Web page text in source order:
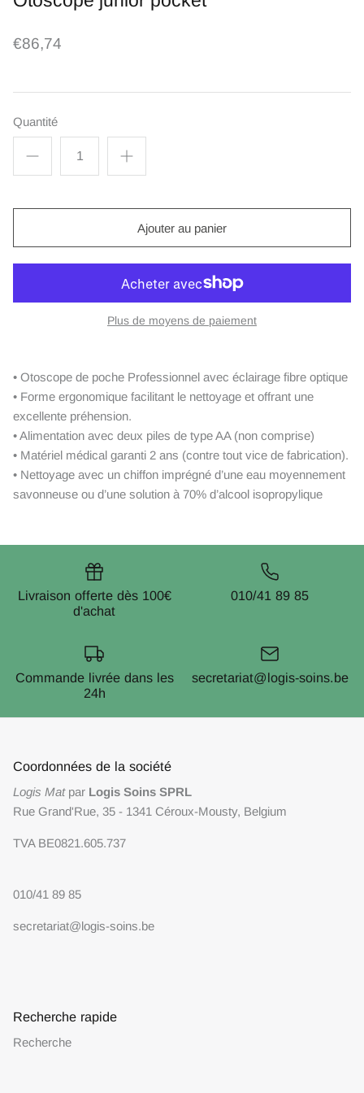
€86,74
Quantité
Ajouter au panier
Plus de moyens de paiement
• Otoscope de poche Professionnel avec éclairage fibre optique
• Forme ergonomique facilitant le nettoyage et offrant une
excellente préhension.
• Alimentation avec deux piles de type AA (non comprise)
• Matériel médical garanti 2 ans (contre tout vice de fabrication).
• Nettoyage avec un chiffon imprégné d’une eau moyennement
savonneuse ou d’une solution à 70% d’alcool isopropylique
Livraison offerte dès 100€
d'achat
010/41 89 85
Commande livrée dans les
24h
secretariat@logis-soins.be
Coordonnées de la société
Logis Matpar Logis Soins SPRL
Rue Grand'Rue, 35 - 1341 Céroux-Mousty, Belgium
TVA BE0821.605.737
010/41 89 85
secretariat@logis-soins.be
Recherche rapide
Recherche